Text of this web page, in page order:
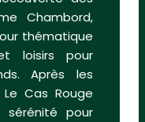
Chambord,
thématique
loisirs pour
Après les
Cas Rouge
pour